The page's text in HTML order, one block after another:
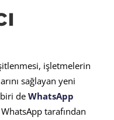
işletmelerin
sağlayan yeni
de WhatsApp
WhatsApp tarafından